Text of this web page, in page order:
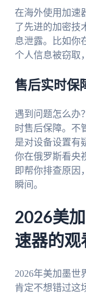
在海外使用加速
了先进的加密技
息泄露。比如你
个人信息被窃取
售后实时保
遇到问题怎么办？
时售后保障。不
是对设备设置有
你在俄罗斯看央
即帮你排查原因
瞬间。
2026美
速器的观
2026年美加墨世
肯定不想错过这